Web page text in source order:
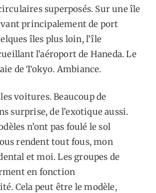
superposés. Sur une île
principalement de port
îles plus loin, l’île
l’aéroport de Haneda. Le
de Tokyo. Ambiance.
voitures. Beaucoup de
surprise, de l’exotique aussi.
n’ont pas foulé le sol
rendent tout fous, mon
et moi. Les groupes de
en fonction
Cela peut être le modèle,